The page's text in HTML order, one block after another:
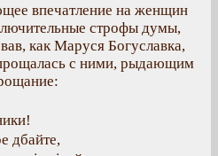
впечатление на женщин
строфы думы,
как Маруся Богуславка,
с ними, рыдающим
дбайте,